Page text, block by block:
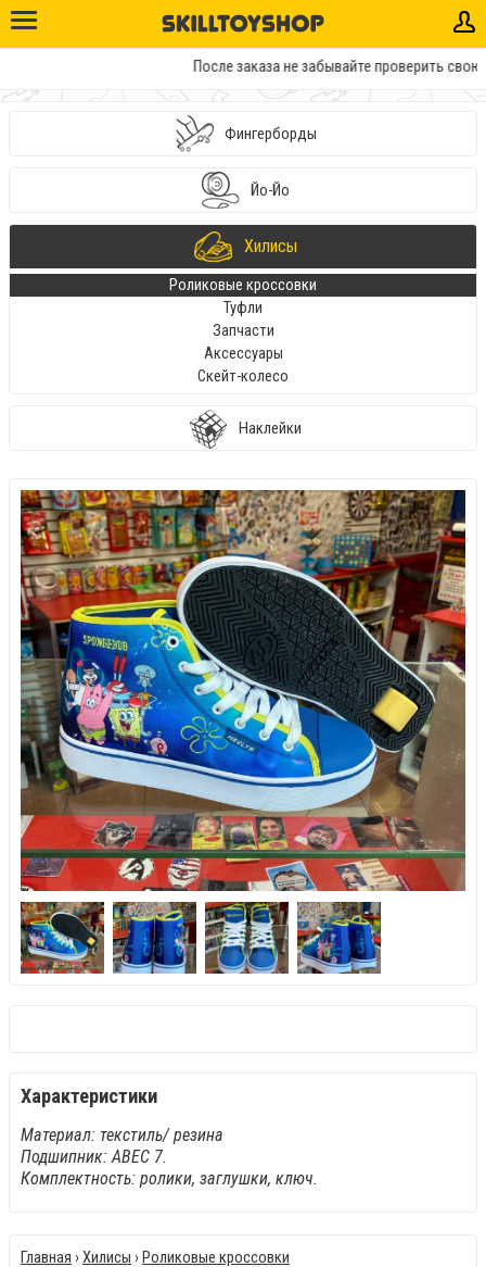
После заказа не забывайте проверить
Фингерборды
Йо-Йо
Хилисы
Роликовые кроссовки
Туфли
Запчасти
Аксессуары
Скейт-колесо
Наклейки
Характеристики
Материал: текстиль/ резина
Подшипник: АВЕС 7.
Комплектность: ролики, заглушки, ключ.
Главная ›Хилисы ›Роликовые кроссовки